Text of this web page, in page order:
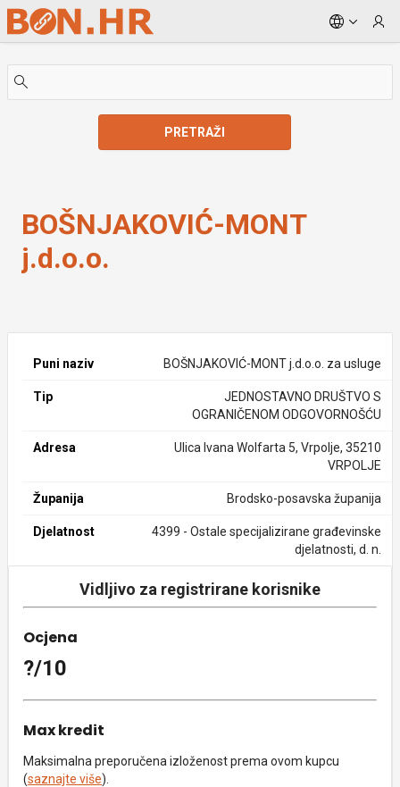
Skip to Main Content
PRETRAŽI
BOŠNJAKOVIĆ-MONT
j.d.o.o.
Puni naziv BOŠNJAKOVIĆ-MONT j.d.o.o. za usluge
Tip
JEDNOSTAVNO DRUŠTVO S
OGRANIČENOM ODGOVORNOŠĆU
Adresa
Ulica Ivana Wolfarta 5, Vrpolje, 35210
VRPOLJE
Županija Brodsko-posavska županija
Djelatnost
4399 - Ostale specijalizirane građevinske
djelatnosti, d. n.
Vidljivo za registrirane korisnike
Ocjena
?/10
Max kredit
Maksimalna preporučena izloženost prema ovom kupcu
(saznajte više).